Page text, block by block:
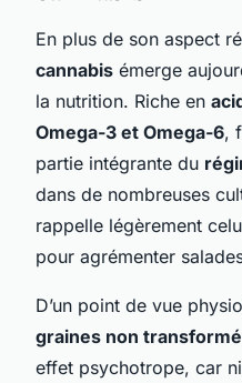
En plus de son aspect
cannabis émerge
la nutrition. Riche en
Omega-3 et Omega-6,
partie intégrante du
dans de nombreuses
rappelle légèrement
pour agrémenter
D’un point de vue
graines non
effet psychotrope, car